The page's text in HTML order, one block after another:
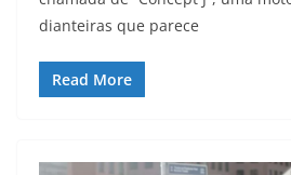
dianteiras que parece
Read More